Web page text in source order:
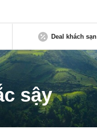
Deal khách sạn
sậy